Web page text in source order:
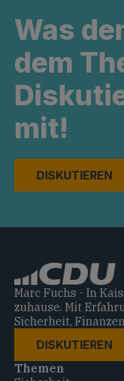
Was
dem
mit!
DISKUTIEREN
Marc Fuchs - In
zuhause. Mit
Sicherheit,
DISKUTIEREN
Themen